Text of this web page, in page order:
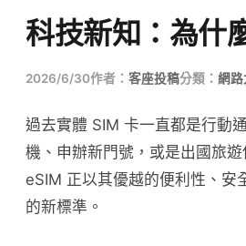
科技新知：為什
2026/6/30作者： 客座投稿分類： 網路
過去實體 SIM 卡一直都是行動
機、申辦新門號，或是出國旅
eSIM 正以其優越的便利性、安
的新標準。